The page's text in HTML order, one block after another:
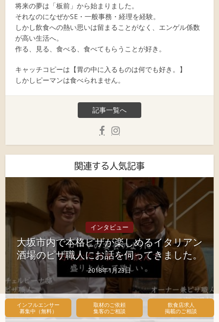
将来の夢は「板前」から始まりました。
それなのになぜかSE・一般事務・経理を経験。
しかし飲食への熱い思いは留まることがなく、エンゲル係数
が高い生活へ。
作る、見る、食べる、食べてもらうことが好き。
キャッチコピーは【胃の中に入るものは何でも好き。】
しかしピーマンは食べられません。
記事一覧へ
インフルエンサー
募集中（無料）
取材のご依頼
集客のご相談
飲食店求人
掲載のご相談
関連する人気記事
インタビュー
大坂市内で本格ピザが楽しめるイタリアン
酒場のピザ職人にお話を伺ってきました。
2018年1月23日